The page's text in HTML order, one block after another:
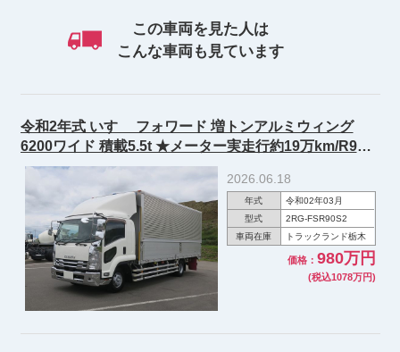
この車両を見た人は
こんな車両も見ています
令和2年式 いすゞ フォワード 増トンアルミウィング
6200ワイド 積載5.5t ★メーター実走行約19万km/R9年6
月迄車検付★
2026.06.18
年式
令和02年03月
型式
2RG-FSR90S2
車両在庫
トラックランド栃木
価格： 980万円
(税込1078万円)